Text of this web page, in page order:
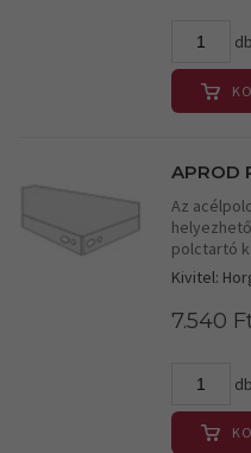
db
APROD
Az
polctartó
Kivitel:
7.540
db